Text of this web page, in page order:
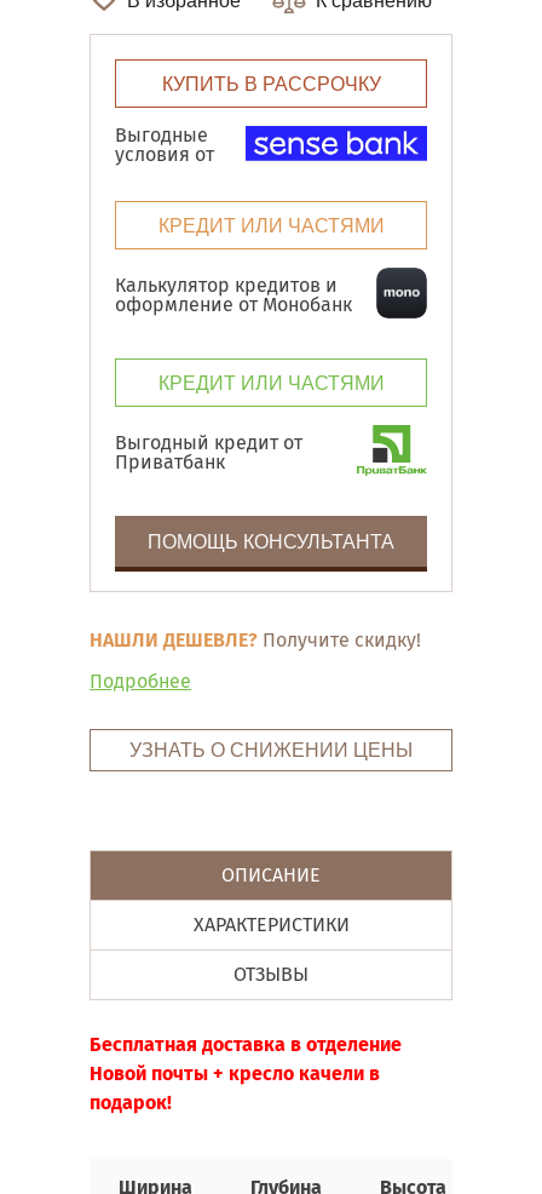
КУПИТЬ В РАССРОЧКУ
Выгодные
условия от
КРЕДИТ ИЛИ ЧАСТЯМИ
Калькулятор кредитов и
оформление от Монобанк
КРЕДИТ ИЛИ ЧАСТЯМИ
Выгодный кредит от
Приватбанк
ПОМОЩЬ КОНСУЛЬТАНТА
НАШЛИ ДЕШЕВЛЕ? Получите скидку!
Подробнее
УЗНАТЬ О СНИЖЕНИИ ЦЕНЫ
ОПИСАНИЕ
ХАРАКТЕРИСТИКИ
ОТЗЫВЫ
Бесплатная доставка в отделение
Новой почты + кресло качели в
подарок!
Ширина Глубина Высота